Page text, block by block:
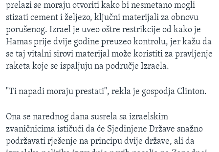
prelazi se moraju otvoriti kako bi nesmetano mogli
stizati cement i željezo, ključni materijali za obnovu
porušenog. Izrael je uveo oštre restrikcije od kako je
Hamas prije dvije godine preuzeo kontrolu, jer kažu da
se taj vitalni sirovi materijal može koristiti za pravljenje
raketa koje se ispaljuju na područje Izraela.
"Ti napadi moraju prestati", rekla je gospodja Clinton.
Ona se narednog dana susrela sa izraelskim
zvaničnicima ističući da će Sjedinjene Države snažno
podržavati rješenje na principu dvije države, ali da